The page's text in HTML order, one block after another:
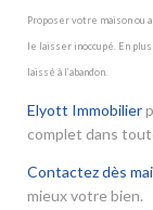
Proposer votre maison ou
le laisser inoccupé. En
laissé à l’abandon.
Elyott Immobilier
complet dans
Contactez dès
mieux votre bien.